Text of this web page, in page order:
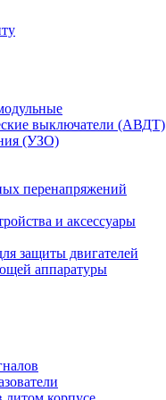
выключатели (АВДТ)
(УЗО)
перенапряжений
и аксессуары
защиты двигателей
аппаратуры